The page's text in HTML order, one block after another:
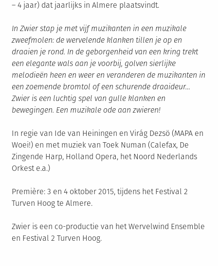
– 4 jaar) dat jaarlijks in Almere plaatsvindt.
In Zwier stap je met vijf muzikanten in een muzikale
zweefmolen: de wervelende klanken tillen je op en
draaien je rond. In de geborgenheid van een kring trekt
een elegante wals aan je voorbij, golven sierlijke
melodieën heen en weer en veranderen de muzikanten in
een zoemende bromtol of een schurende draaideur…
Zwier is een luchtig spel van gulle klanken en
bewegingen. Een muzikale ode aan zwieren!
In regie van Ide van Heiningen en Virág Dezsö (MAPA en
Woei!) en met muziek van Toek Numan (Calefax, De
Zingende Harp, Holland Opera, het Noord Nederlands
Orkest e.a.)
Première: 3 en 4 oktober 2015, tijdens het Festival 2
Turven Hoog te Almere.
Zwier is een co-productie van het Wervelwind Ensemble
en Festival 2 Turven Hoog.